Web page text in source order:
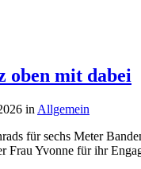
oben mit dabei
in Allgemein
für sechs Meter
Frau Yvonne für ihr